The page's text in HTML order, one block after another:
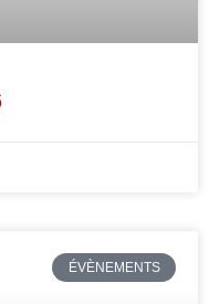
ÉVÈNEMENTS